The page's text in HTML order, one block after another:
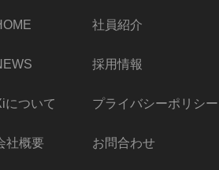
について
社概要
社員紹介
採用情報
プライバシーポリシー
お問合わせ